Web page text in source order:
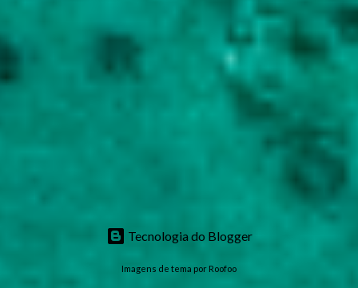
Tecnologia do Blogger
Imagens de tema por Roofoo